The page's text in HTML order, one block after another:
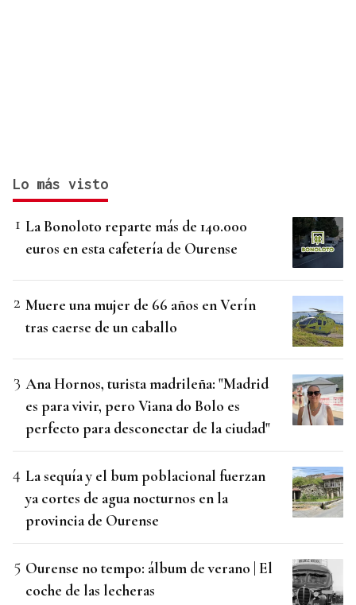
Lo más visto
La Bonoloto reparte más de 140.000
euros en esta cafetería de Ourense
Muere una mujer de 66 años en Verín
tras caerse de un caballo
Ana Hornos, turista madrileña: "Madrid
es para vivir, pero Viana do Bolo es
perfecto para desconectar de la ciudad"
La sequía y el bum poblacional fuerzan
ya cortes de agua nocturnos en la
provincia de Ourense
Ourense no tempo: álbum de verano | El
coche de las lecheras